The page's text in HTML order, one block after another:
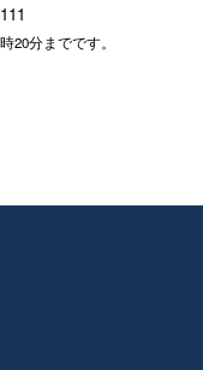
20分までです。